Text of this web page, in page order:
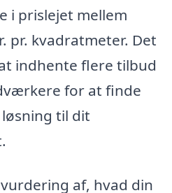
i prislejet mellem
pr. kvadratmeter. Det
indhente flere tilbud
for at finde
til dit
af, hvad din